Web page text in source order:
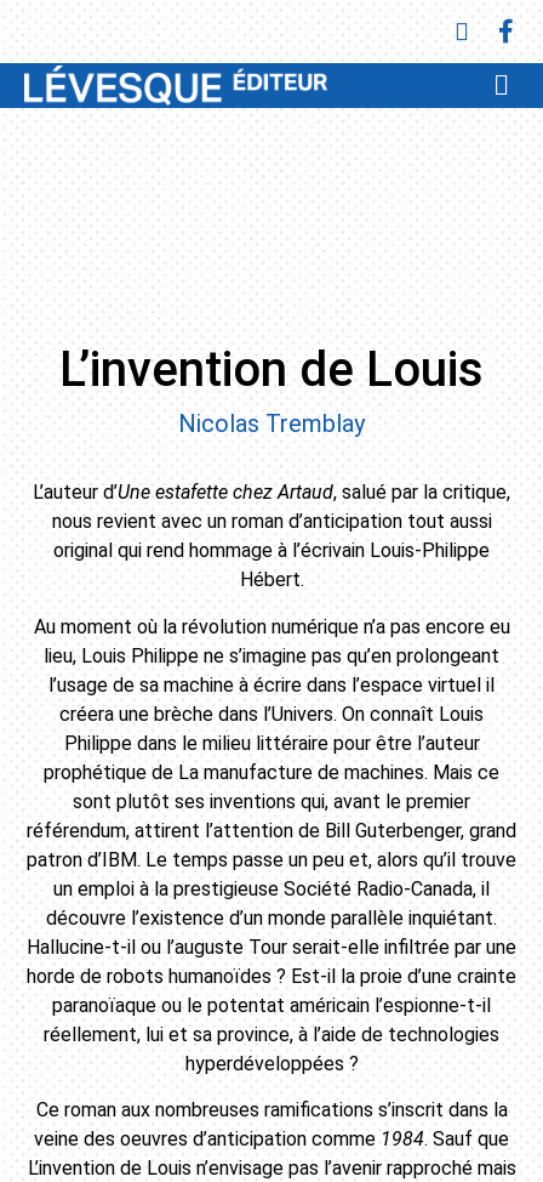
L’invention de Louis
Nicolas Tremblay
L’auteur d’Une estafette chez Artaud, salué par la critique,
nous revient avec un roman d’anticipation tout aussi
original qui rend hommage à l’écrivain Louis-Philippe
Hébert.
Au moment où la révolution numérique n’a pas encore eu
lieu, Louis Philippe ne s’imagine pas qu’en prolongeant
l’usage de sa machine à écrire dans l’espace virtuel il
créera une brèche dans l’Univers. On connaît Louis
Philippe dans le milieu littéraire pour être l’auteur
prophétique de La manufacture de machines. Mais ce
sont plutôt ses inventions qui, avant le premier
référendum, attirent l’attention de Bill Guterbenger, grand
patron d’IBM. Le temps passe un peu et, alors qu’il trouve
un emploi à la prestigieuse Société Radio-Canada, il
découvre l’existence d’un monde parallèle inquiétant.
Hallucine-t-il ou l’auguste Tour serait-elle infiltrée par une
horde de robots humanoïdes ? Est-il la proie d’une crainte
paranoïaque ou le potentat américain l’espionne-t-il
réellement, lui et sa province, à l’aide de technologies
hyperdéveloppées ?
Ce roman aux nombreuses ramifications s’inscrit dans la
veine des oeuvres d’anticipation comme 1984. Sauf que
L’invention de Louis n’envisage pas l’avenir rapproché mais